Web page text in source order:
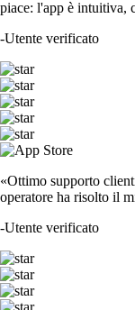
piace: l'app è intuitiva,
-Utente verificato
«Ottimo supporto
operatore ha risolto il
-Utente verificato